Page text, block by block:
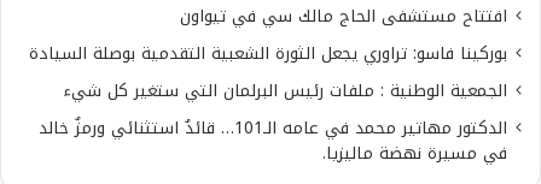
افتتاح مستشفى الحاج مالك سي في تيواون
بوركينا فاسو: تراوري يجعل الثورة الشعبية التقدمية بوصلة السيادة
الجمعية الوطنية : ملفات رئيس البرلمان التي ستغير كل شيء
الدكتور مهاتير محمد في عامه الـ101… قائدٌ استثنائي ورمزٌ خالد
في مسيرة نهضة ماليزيا.